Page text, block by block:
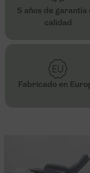
5 años de garantía
calidad
Fabricado en